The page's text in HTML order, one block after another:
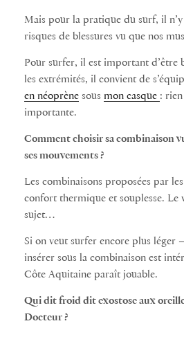
Mais pour la pratique du surf, il
risques de blessures vu que nos
Pour surfer, il est important d’être
les extrémités, il convient de
en néoprène sous mon casque :
importante.
Comment choisir sa combinaison
ses mouvements ?
Les combinaisons proposées par
confort thermique et souplesse. Le
sujet…
Si on veut surfer encore plus léger
insérer sous la combinaison est
Côte Aquitaine paraît jouable.
Qui dit froid dit exostose aux
Docteur ?